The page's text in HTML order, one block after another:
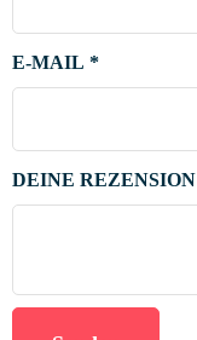
DEINE REZENSION
E-MAIL *